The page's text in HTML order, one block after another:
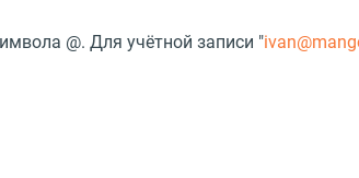
@. Для учётной записи "